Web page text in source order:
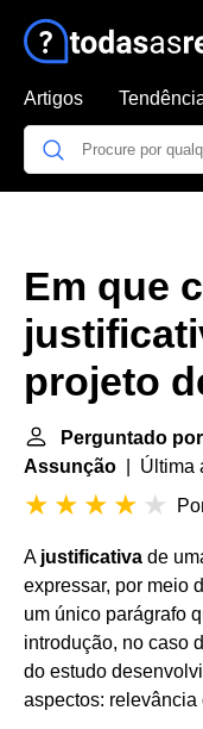
Artigos
Em que
projeto
Perguntado
Assunção | Última
A justificativa de
expressar, por meio
um único parágrafo
introdução, no caso
do estudo
aspectos: